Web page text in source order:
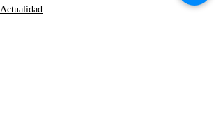
Actualidad